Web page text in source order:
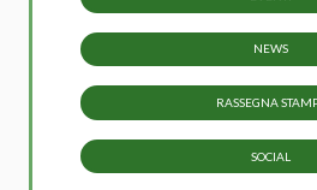
NEWS
RASSEGNA
SOCIAL